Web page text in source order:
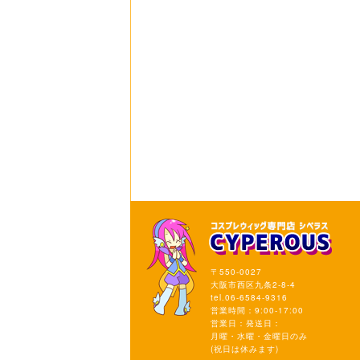
〒550-0027
大阪市西区九条2-8-4
tel.06-6584-9316
営業時間：9:00-17:00
営業日：発送日：
月曜・水曜・金曜日のみ
(祝日は休みます)